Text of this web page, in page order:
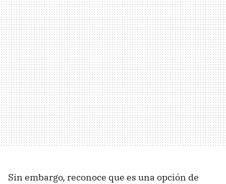
Sin embargo, reconoce que es una opción de